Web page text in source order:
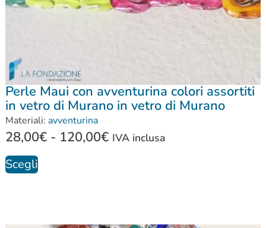
Perle Maui con avventurina colori assortiti
in vetro di Murano in vetro di Murano
Materiali: avventurina
28,00€ - 120,00€ IVA inclusa
Scegli